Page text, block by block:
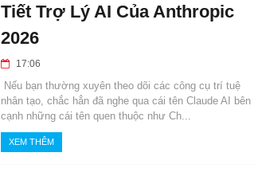
Tiết Trợ Lý AI Của Anthropic
2026
17:06
Nếu bạn thường xuyên theo dõi các công cụ trí tuệ
nhân tạo, chắc hẳn đã nghe qua cái tên Claude AI bên
cạnh những cái tên quen thuộc như Ch...
XEM THÊM